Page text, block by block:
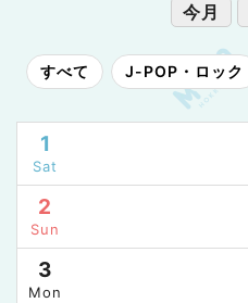
今月
すべて J-POP・ロック
1
Sat
2
Sun
3
Mon